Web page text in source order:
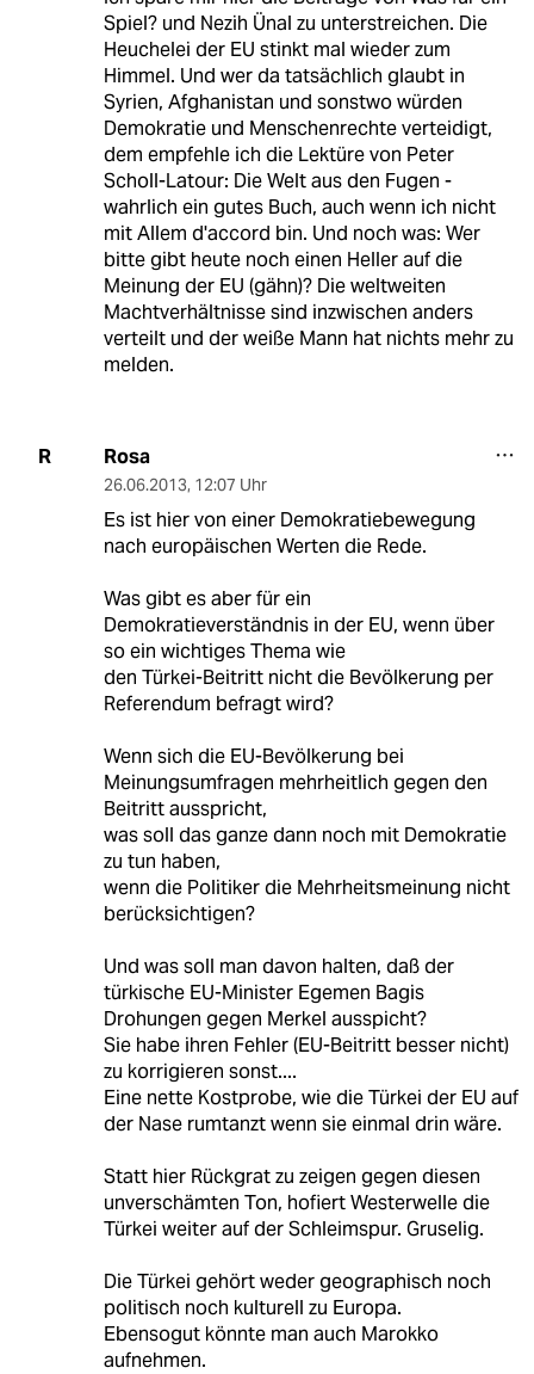
Spiel? und Nezih Ünal zu unterstreichen. Die
Heuchelei der EU stinkt mal wieder zum
Himmel. Und wer da tatsächlich glaubt in
Syrien, Afghanistan und sonstwo würden
Demokratie und Menschenrechte verteidigt,
dem empfehle ich die Lektüre von Peter
Scholl-Latour: Die Welt aus den Fugen -
wahrlich ein gutes Buch, auch wenn ich nicht
mit Allem d'accord bin. Und noch was: Wer
bitte gibt heute noch einen Heller auf die
Meinung der EU (gähn)? Die weltweiten
Machtverhältnisse sind inzwischen anders
verteilt und der weiße Mann hat nichts mehr zu
melden.
R Rosa
26.06.2013, 12:07 Uhr
Es ist hier von einer Demokratiebewegung
nach europäischen Werten die Rede.
Was gibt es aber für ein
Demokratieverständnis in der EU, wenn über
so ein wichtiges Thema wie
den Türkei-Beitritt nicht die Bevölkerung per
Referendum befragt wird?
Wenn sich die EU-Bevölkerung bei
Meinungsumfragen mehrheitlich gegen den
Beitritt ausspricht,
was soll das ganze dann noch mit Demokratie
zu tun haben,
wenn die Politiker die Mehrheitsmeinung nicht
berücksichtigen?
Und was soll man davon halten, daß der
türkische EU-Minister Egemen Bagis
Drohungen gegen Merkel ausspicht?
Sie habe ihren Fehler (EU-Beitritt besser nicht)
zu korrigieren sonst....
Eine nette Kostprobe, wie die Türkei der EU auf
der Nase rumtanzt wenn sie einmal drin wäre.
Statt hier Rückgrat zu zeigen gegen diesen
unverschämten Ton, hofiert Westerwelle die
Türkei weiter auf der Schleimspur. Gruselig.
Die Türkei gehört weder geographisch noch
politisch noch kulturell zu Europa.
Ebensogut könnte man auch Marokko
aufnehmen.